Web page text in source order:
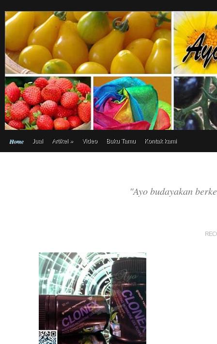
Home Jual Artikel » Video Buku Tamu Kontak kami
"Ayo budayakan